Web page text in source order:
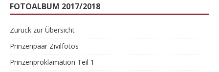
FOTOALBUM 2017/2018
Zurück zur Übersicht
Prinzenpaar Zivilfotos
Prinzenproklamation Teil 1